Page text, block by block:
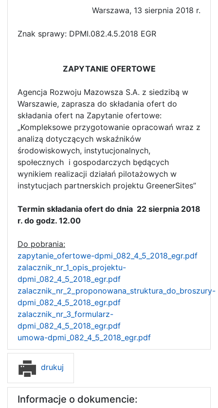
Warszawa, 13 sierpnia 2018 r.
Znak sprawy: DPMI.082.4.5.2018 EGR
ZAPYTANIE OFERTOWE
Agencja Rozwoju Mazowsza S.A. z siedzibą w
Warszawie, zaprasza do składania ofert do
składania ofert na Zapytanie ofertowe:
„Kompleksowe przygotowanie opracowań wraz z
analizą dotyczących wskaźników
środowiskowych, instytucjonalnych,
społecznych i gospodarczych będących
wynikiem realizacji działań pilotażowych w
instytucjach partnerskich projektu GreenerSites”
Termin składania ofert do dnia 22 sierpnia 2018
r. do godz. 12.00
Do pobrania:
zapytanie_ofertowe-dpmi_082_4_5_2018_egr.pdf
zalacznik_nr_1_opis_projektu-
dpmi_082_4_5_2018_egr.pdf
zalacznik_nr_2_proponowana_struktura_do_broszury-
dpmi_082_4_5_2018_egr.pdf
zalacznik_nr_3_formularz-
dpmi_082_4_5_2018_egr.pdf
umowa-dpmi_082_4_5_2018_egr.pdf
drukuj
Informacje o dokumencie: